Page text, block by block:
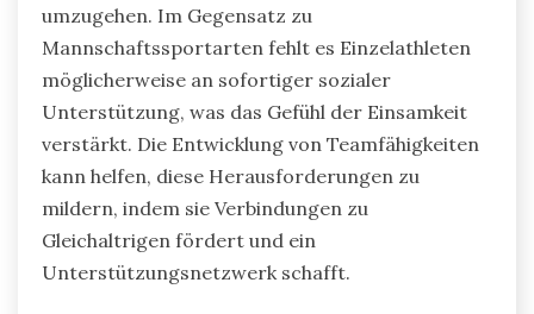
umzugehen. Im Gegensatz zu
Mannschaftssportarten fehlt es Einzelathleten
möglicherweise an sofortiger sozialer
Unterstützung, was das Gefühl der Einsamkeit
verstärkt. Die Entwicklung von Teamfähigkeiten
kann helfen, diese Herausforderungen zu
mildern, indem sie Verbindungen zu
Gleichaltrigen fördert und ein
Unterstützungsnetzwerk schafft.